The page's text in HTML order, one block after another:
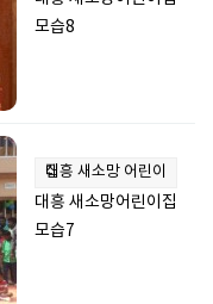
모습8
대흥 새소망 어린이집
대흥 새소망어린이집
모습7